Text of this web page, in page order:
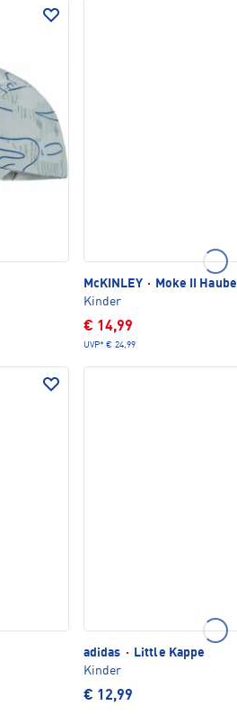
McKINLEY ·
Moke II Haube
Kinder
€ 14,99
UVP* € 24,99
adidas ·
Little Kappe
Kinder
€ 12,99